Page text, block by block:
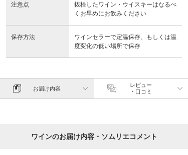
注意点
抜栓したワイン・ウイスキーはなるべ
くお早めにお飲みください
保存方法
ワインセラーで定温保存、もしくは温
度変化の低い場所で保存
お届け内容
レビュー
・口コミ
ワインのお届け内容・ソムリエコメント